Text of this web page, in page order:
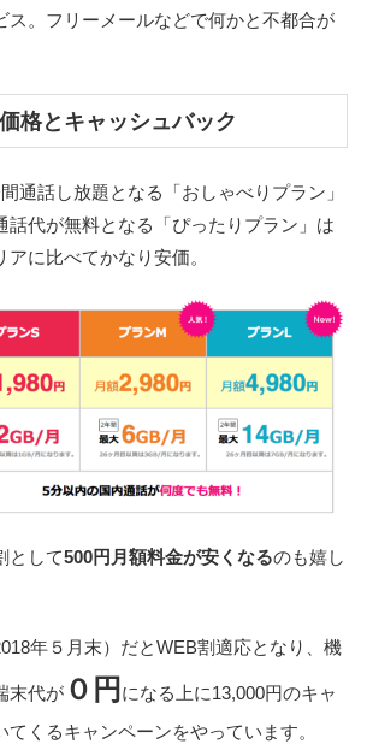
ス。フリーメールなどで何かと不都合が
格とキャッシュバック
間通話し放題 となる「おしゃべりプラン」
話代が無料となる「ぴったりプラン」は
アに比べてかなり安価。
として500円月額料金が安くなるのも嬉し
年５月末）だとWEB割適応となり、機
末代が ０円 になる上に13,000円のキャ
てくるキャンペーンをやっています。